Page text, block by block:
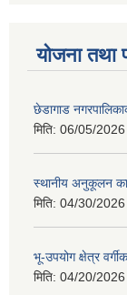
योजना तथा
छेडागाड
मिति: 06/05/
स्थानीय अनुकूलन
मिति: 04/30/
भू-उपयोग क्षेत्र
मिति: 04/20/